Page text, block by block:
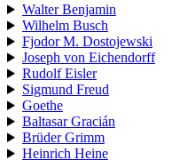
Walter Benjamin
Wilhelm Busch
Fjodor M. Dostojewski
Joseph von Eichendorff
Rudolf Eisler
Sigmund Freud
Goethe
Baltasar Gracián
Brüder Grimm
Heinrich Heine